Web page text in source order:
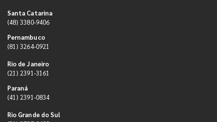
Santa Catarina
(48) 3380-9406
Pernambuco
(81) 3264-0921
Rio de Janeiro
(21) 2391-3161
Paraná
(41) 2391-0834
Rio Grande do Sul